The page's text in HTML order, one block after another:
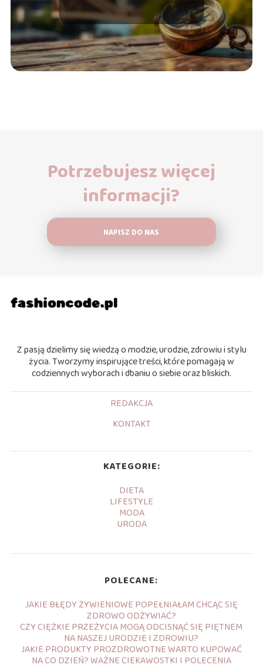
Potrzebujesz więcej
informacji?
NAPISZ DO NAS
Z pasją dzielimy się wiedzą o modzie, urodzie, zdrowiu i stylu
życia. Tworzymy inspirujące treści, które pomagają w
codziennych wyborach i dbaniu o siebie oraz bliskich.
REDAKCJA
KONTAKT
KATEGORIE:
DIETA
LIFESTYLE
MODA
URODA
POLECANE:
JAKIE BŁĘDY ŻYWIENIOWE POPEŁNIAŁAM CHCĄC SIĘ
ZDROWO ODŻYWIAĆ?
CZY CIĘŻKIE PRZEŻYCIA MOGĄ ODCISNĄĆ SIĘ PIĘTNEM
NA NASZEJ URODZIE I ZDROWIU?
JAKIE PRODUKTY PROZDROWOTNE WARTO KUPOWAĆ
NA CO DZIEŃ? WAŻNE CIEKAWOSTKI I POLECENIA